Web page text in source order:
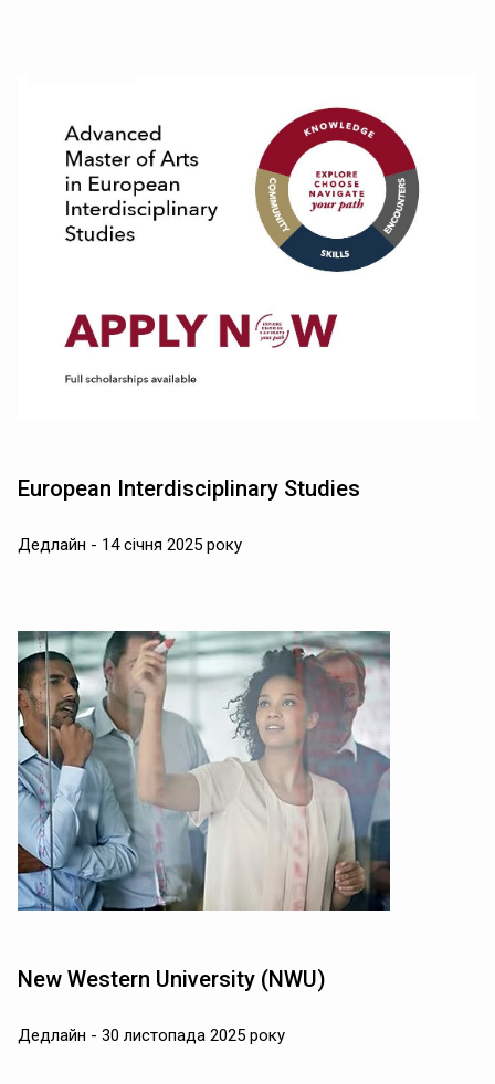
European Interdisciplinary Studies
Дедлайн - 14 січня 2025 року
New Western University (NWU)
Дедлайн - 30 листопада 2025 року